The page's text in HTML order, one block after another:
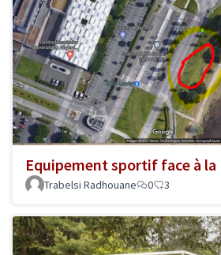
Equipement sportif face à la
Trabelsi Radhouane
0 3